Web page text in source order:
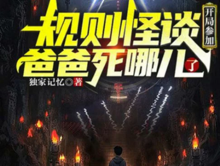
天天免運 美食蛋糕 養生保健 民生用品
居家生活 3C家電 運動休閒 親子玩具
男裝 化妝保養 情趣用品
日本購物 電子/紙本書
HOT